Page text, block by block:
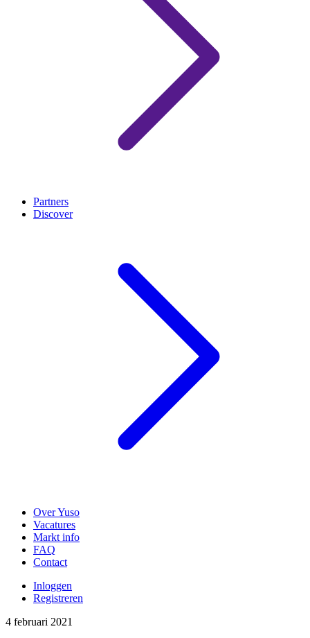
Partners
Discover
Over Yuso
Vacatures
Markt info
FAQ
Contact
Inloggen
Registreren
4 februari 2021